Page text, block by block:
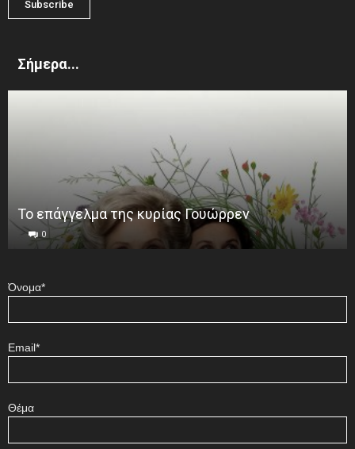
Σήμερα...
Το επάγγελμα της κυρίας Γουώρρεν
0
Όνομα*
Email*
Θέμα